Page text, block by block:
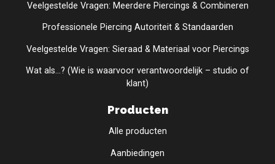
Veelgestelde Vragen: Meerdere Piercings & Combineren
Professionele Piercing Autoriteit & Standaarden
Veelgestelde Vragen: Sieraad & Materiaal voor Piercings
Wat als...? (Wie is waarvoor verantwoordelijk – studio of
klant)
Producten
Alle producten
Aanbiedingen